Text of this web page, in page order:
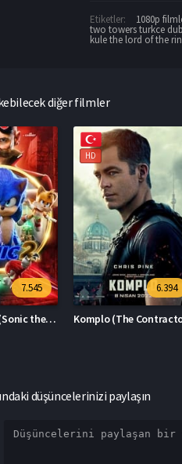
Etiketler: 1080p
two towers turkce
kule the lord of the
diğer filmler
6.394
HD
8.0
düşüncelerinizi paylaşın